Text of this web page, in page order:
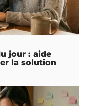
jour : aide
la solution